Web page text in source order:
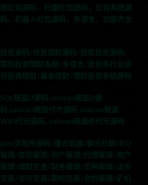
抢红包源码，扫雷红包源码，红包系统源
码，机器人红包源码，多语言，功能齐全
扶贫源码/扶贫理财源码/扶贫投资源码/
国际投资理财系统/多语言/适合各行业项
目投资理财/基金理财/理财投资系统源码
SOL链盗U源码,solscan链盗U源
码,solscan链盗代币源码,solscan链盗
WIFI代币源码,,solscan链通杀代币源码
java交易所源码/撮合机器/聊天社群/IEO
管理/签到管理/用户管理/代理管理/资产
管理/理财生息/财务管理/币种管理/法币
交易/币币交易/期权交易/合约管理/矿机